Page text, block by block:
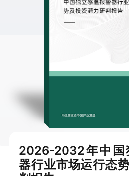
2026-2032年中国
器行业市场运行态